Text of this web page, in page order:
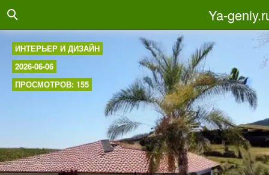
Ya-
ИНТЕРЬЕР И ДИЗАЙН
2026-06-06
ПРОСМОТРОВ: 155